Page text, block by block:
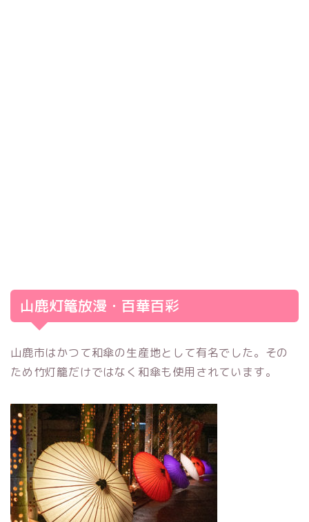
山鹿灯篭放漫・百華百彩
山鹿市はかつて和傘の生産地として有名でした。その
ため竹灯籠だけではなく和傘も使用されています。